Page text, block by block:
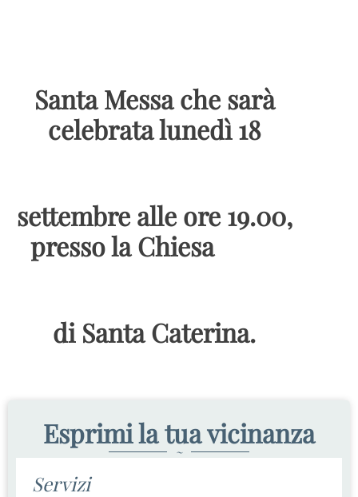
Santa Messa che sarà
celebrata lunedì 18
settembre alle ore 19.00,
presso la Chiesa
di Santa Caterina.
Esprimi la tua vicinanza
~
Servizi